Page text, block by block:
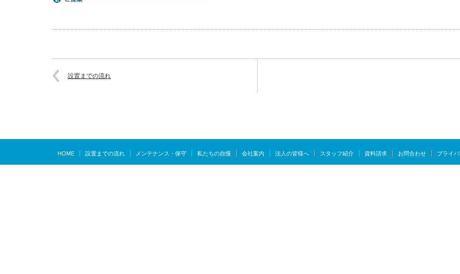
設置までの流れ
HOME 設置までの流れ メンテナンス・保守 私たちの自慢 会社案内 法人の皆様へ スタッフ紹介 資料請求 お問合わせ プライ